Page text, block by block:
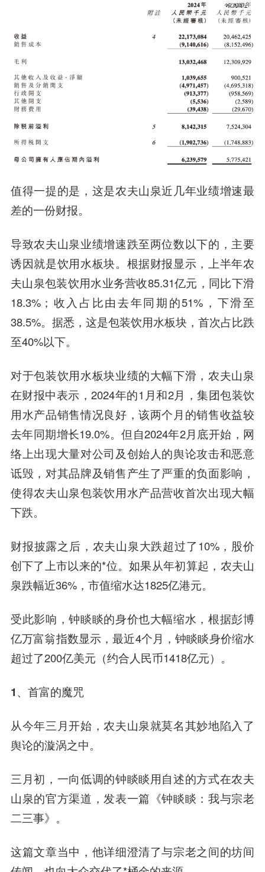
值得一提的是，这是农夫山泉近几年业绩增速最
差的一份财报。
导致农夫山泉业绩增速跌至两位数以下的，主要
诱因就是饮用水板块。根据财报显示，上半年农
夫山泉包装饮用水业务营收85.31亿元，同比下滑
18.3%；收入占比由去年同期的51%，下滑至
38.5%。据悉，这是包装饮用水板块，首次占比跌
至40%以下。
对于包装饮用水板块业绩的大幅下滑，农夫山泉
在财报中表示，2024年的1月和2月，集团包装饮
用水产品销售情况良好，该两个月的销售收益较
去年同期增长19.0%。但自2024年2月底开始，网
络上出现大量对公司及创始人的舆论攻击和恶意
诋毁，对其品牌及销售产生了严重的负面影响，
使得农夫山泉包装饮用水产品营收首次出现大幅
下跌。
财报披露之后，农夫山泉大跌超过了10%，股价
创下了上市以来的*位。如果从年初算起，农夫山
泉跌幅近36%，市值缩水达1825亿港元。
受此影响，钟睒睒的身价也大幅缩水，根据彭博
亿万富翁指数显示，最近4个月，钟睒睒身价缩水
超过了200亿美元（约合人民币1418亿元）。
1、首富的魔咒
从今年三月开始，农夫山泉就莫名其妙地陷入了
舆论的漩涡之中。
三月初，一向低调的钟睒睒用自述的方式在农夫
山泉的官方渠道，发表一篇《钟睒睒：我与宗老
二三事》。
这篇文章当中，他详细澄清了与宗老之间的坊间